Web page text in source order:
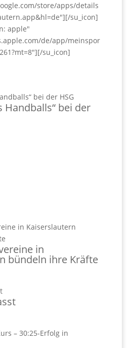
store/apps/details
su_icon]
apple"
de/app/meinspor
su_icon]
Handballs“ bei der
in
bündeln ihre Kräfte